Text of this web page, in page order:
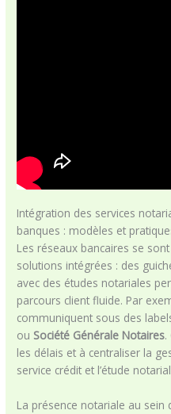
Intégration des services
banques : modèles et
Les réseaux bancaires se
solutions intégrées : des
avec des études notariales
parcours client fluide. Par
communiquent sous des
ou Société Générale Notaires.
les délais et à centraliser la
service crédit et l’étude
La présence notariale au sein